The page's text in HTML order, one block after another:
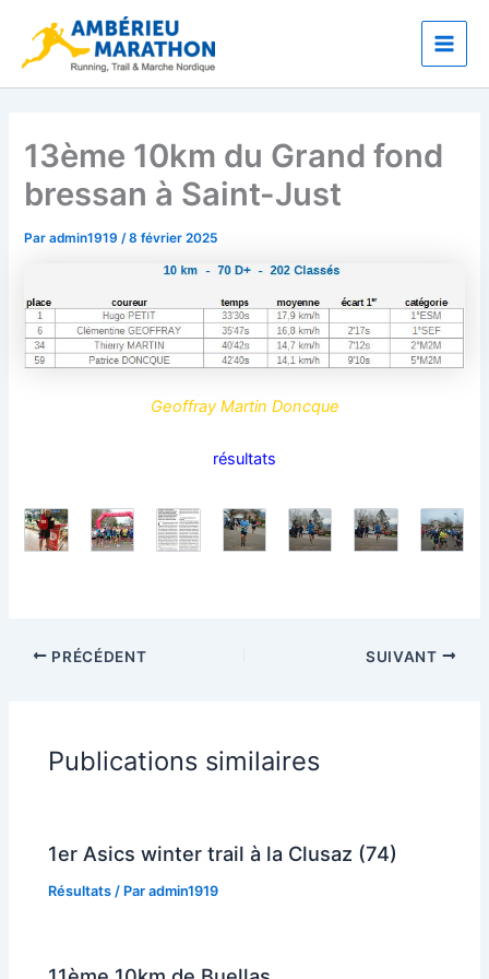
contenu
Main
13ème 10km du Grand fond
bressan à Saint-Just
Paradmin1919/8 février 2025
Geoffray Martin Doncque
résultats
PRÉCÉDENT SUIVANT
Publications similaires
1er Asics winter trail à la Clusaz (74)
Résultats / Paradmin1919